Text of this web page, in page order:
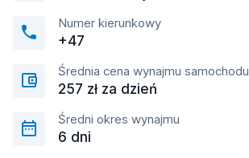
Numer kierunkowy
+47
Średnia cena wynajmu samochodu
257 zł za dzień
Średni okres wynajmu
6 dni